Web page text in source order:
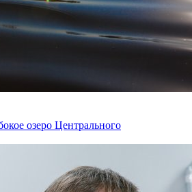
озеро Центрального